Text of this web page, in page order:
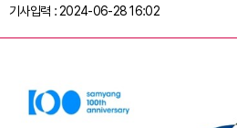
기사입력 : 2024-06-28 16:02